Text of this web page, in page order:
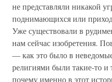
не представляли никакой
поднимающихся или
Уже существовали в
нам сейчас изобретения.
— как это было в
религиями были такие-то и
почему именно в этот